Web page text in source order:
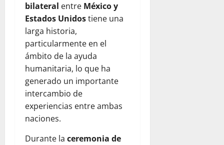
bilateral entre México y
Estados Unidostiene una
larga historia,
particularmente en el
ámbito de la ayuda
humanitaria, lo que ha
generado un importante
intercambio de
experiencias entre ambas
naciones.
Durante la ceremonia de